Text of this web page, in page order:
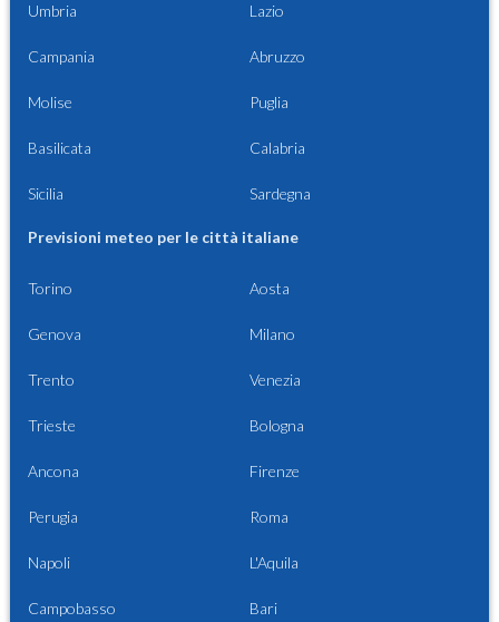
Umbria Lazio
Campania Abruzzo
Molise Puglia
Basilicata Calabria
Sicilia Sardegna
Previsioni meteo per le città italiane
Torino Aosta
Genova Milano
Trento Venezia
Trieste Bologna
Ancona Firenze
Perugia Roma
Napoli L'Aquila
Campobasso Bari